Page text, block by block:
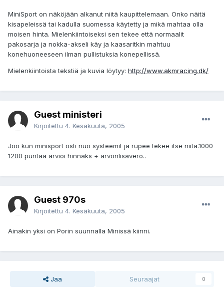
MiniSport on näköjään alkanut niitä kaupittelemaan. Onko näitä
kisapeleissä tai kadulla suomessa käytetty ja mikä mahtaa olla
moisen hinta. Mielenkiintoiseksi sen tekee että normaalit
pakosarja ja nokka-akseli käy ja kaasaritkin mahtuu
konehuoneeseen ilman pullistuksia konepellissä.
Mielenkiintoista tekstiä ja kuvia löytyy: http://www.akmracing.dk/
Guest ministeri
Kirjoitettu 4. Kesäkuuta, 2005
Joo kun minisport osti nuo systeemit ja rupee tekee itse niitä.1000-
1200 puntaa arvioi hinnaks + arvonlisävero..
Guest 970s
Kirjoitettu 4. Kesäkuuta, 2005
Ainakin yksi on Porin suunnalla Minissä kiinni.
Jaa Seuraajat 0